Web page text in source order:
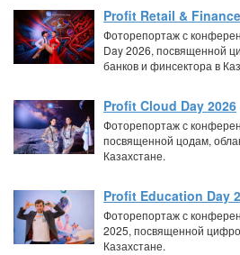
Profit Retail &
Фоторепортаж с
Day 2026, посвященной
банков и финсектора в
Profit Cloud Day 2026
Фоторепортаж с
посвященной цодам,
Казахстане.
Profit Education Day
Фоторепортаж с
2025, посвященной
Казахстане.